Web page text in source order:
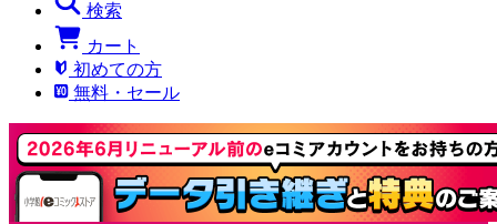
検索
カート
初めての方
無料・セール